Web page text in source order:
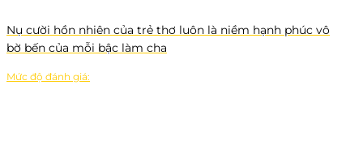
Nụ cười hồn nhiên của trẻ thơ luôn là niềm hạnh phúc vô
bờ bến của mỗi bậc làm cha
Mức độ đánh giá: